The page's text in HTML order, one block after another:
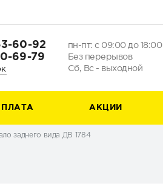
60-92
69-79
пн-пт: с 09:00 до 18:00
Без перерывов
Сб, Вс - выходной
АКЦИИ
заднего вида ДВ 1784